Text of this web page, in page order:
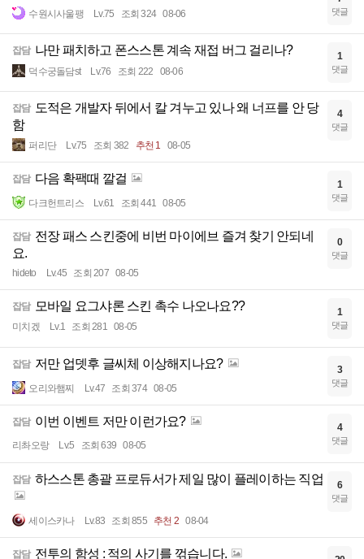
수원시사울팽 Lv.75 조회 324 08-06 댓글
잡담 나만 패치하고 폰스스톤 계속 재접 버그 걸리나?
덕수궁돌담st Lv.76 조회 222 08-06
1
댓글
잡담 도적은 개발자 뒤에서 칼 겨누고 있나 왜 너프를 안 당
함
퍼리단 Lv.75 조회 382 추천 1 08-05
4
댓글
잡담 다음 확팩때 깔걸
다크헌트리스 Lv.61 조회 441 08-05
1
댓글
잡담 전장 패스 스킨중에 비번 마이에브 즐겨 찾기 안되네
요.
hideto Lv.45 조회 207 08-05
0
댓글
잡담 모바일 요그샤론 스킨 촉수 나오나요??
미치겠 Lv.1 조회 281 08-05
1
댓글
잡담 저만 업뎃후 글씨체 이상해지나요?
오리와햄찌 Lv.47 조회 374 08-05
3
댓글
잡담 이번 이벤트 저만 이런가요?
리촤오랑 Lv.5 조회 639 08-05
4
댓글
잡담 하스스톤 총괄 프로듀서가 제일 많이 플레이하는 직업
세이스카나 Lv.83 조회 855 추천 2 08-04
6
댓글
잡담 전투의 함성 : 적의 사기를 꺾습니다.